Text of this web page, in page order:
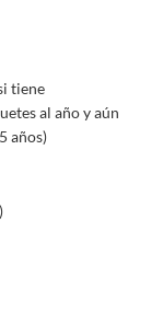
tiene
al año y aún
años)